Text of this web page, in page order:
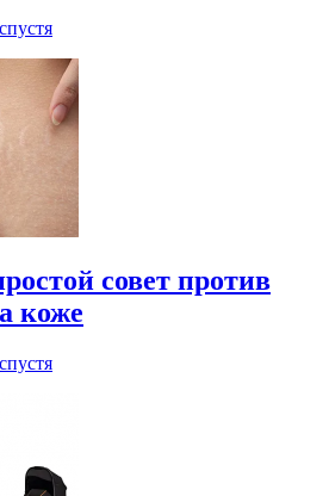
совет против
коже